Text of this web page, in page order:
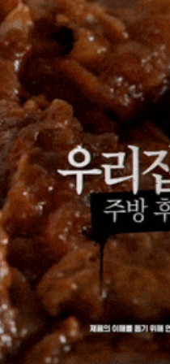
프 하세요!